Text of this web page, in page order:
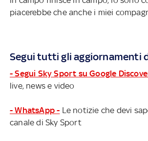
piacerebbe che anche i miei
Segui tutti gli aggiornamenti
- Segui Sky Sport su Google
live, news e video
- WhatsApp - Le notizie che devi
canale di Sky Sport